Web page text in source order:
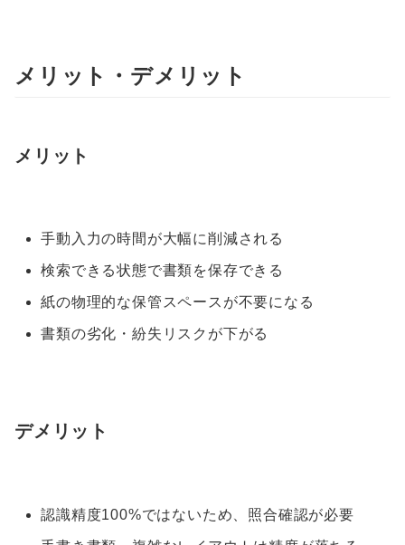
メリット・デメリット
メリット
手動入力の時間が大幅に削減される
検索できる状態で書類を保存できる
紙の物理的な保管スペースが不要になる
書類の劣化・紛失リスクが下がる
デメリット
認識精度100%ではないため、照合確認が必要